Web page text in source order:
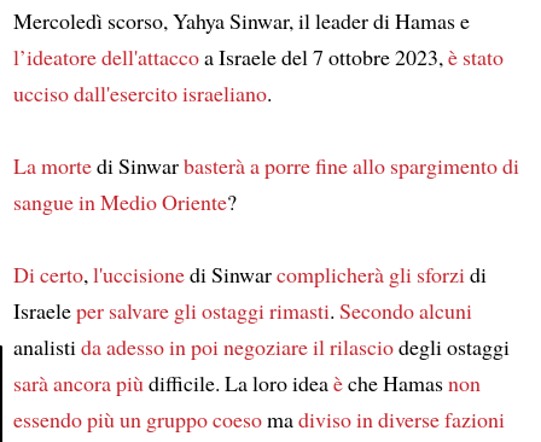
Article
Mercoledì scorso, Yahya Sinwar, il leader di Hamas e
l’ideatore dell'attaccoa Israele del 7 ottobre 2023,è stato
uccisodall'esercito israeliano.
La mortedi Sinwarbasterà a porre fineallo spargimento di
sanguein Medio Oriente?
Di certo,l'uccisionedi Sinwarcomplicherà gli sforzidi
Israeleper salvare gli ostaggi rimasti. Secondo alcuni
analistida adesso in poinegoziare il rilasciodegli ostaggi
sarà ancora piùdifficile. La loro ideaèche Hamasnon
essendo più un gruppo coesomadivisoin diverse fazioni